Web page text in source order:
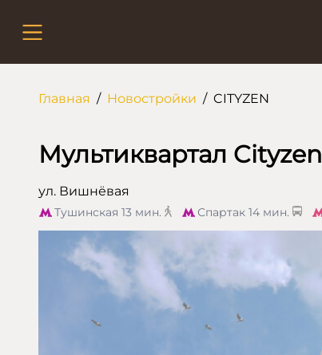
Главная / Новостройки / CITYZEN
Мультиквартал Cityzen
ул. Вишнёвая
Тушинская 13 мин. Спартак 14 мин.